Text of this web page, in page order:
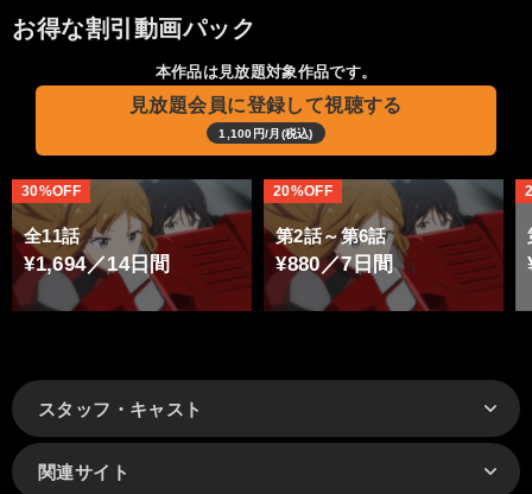
お得な割引動画パック
本作品は見放題対象作品です。
見放題会員に登録して視聴する
1,100円/月(税込)
全11話
¥1,694／14日間
30%OFF
第2話～第6話
¥880／7日間
20%OFF
スタッフ・キャスト
関連サイト